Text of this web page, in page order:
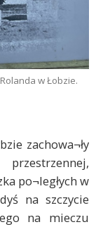
w Łobzie.
zachowa¬ły
po¬ległych w
na szczycie
na mieczu